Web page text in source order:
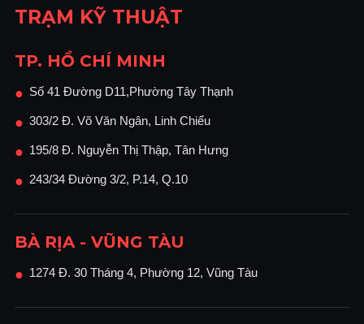
TRẠM KỸ THUẬT
TP. HỒ CHÍ MINH
● Số 41 Đường D11,Phường Tây Thạnh
● 303/2 Đ. Võ Văn Ngân, Linh Chiểu
● 195/8 Đ. Nguyễn Thị Thập, Tân Hưng
● 243/34 Đường 3/2, P.14, Q.10
BÀ RỊA - VŨNG TÀU
● 1274 Đ. 30 Tháng 4, Phường 12, Vũng Tàu